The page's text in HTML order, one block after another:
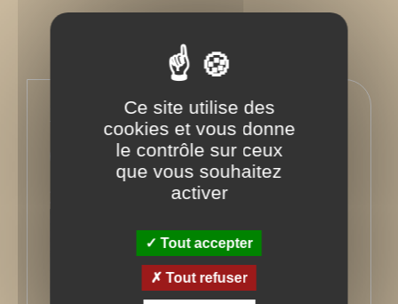
En savoir plus sur l'auteur
Site web
Retour à l'ouvrage
Ce site utilise des
cookies et vous donne
le contrôle sur ceux
que vous souhaitez
activer
Tout accepter
Tout refuser